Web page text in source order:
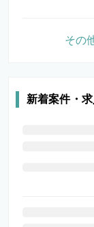
その
新着案件・求